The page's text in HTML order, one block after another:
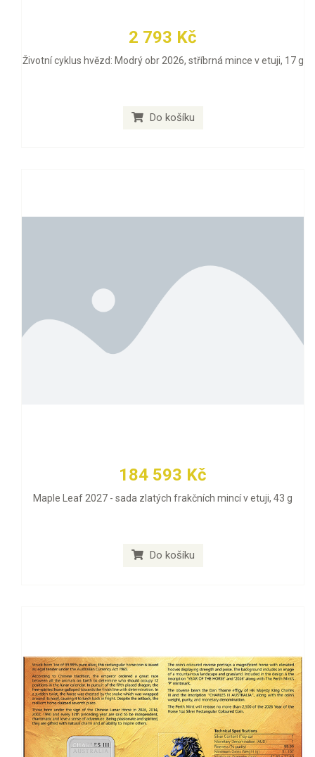
2 793 Kč
Životní cyklus hvězd: Modrý obr 2026, stříbrná mince v etuji, 17 g
Do košíku
184 593 Kč
Maple Leaf 2027 - sada zlatých frakčních mincí v etuji, 43 g
Do košíku